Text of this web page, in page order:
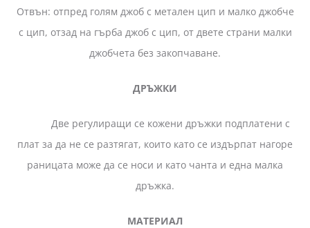
Отвън: отпред голям джоб с метален цип и малко джобче
с цип, отзад на гърба джоб с цип, от двете страни малки
джобчета без закопчаване.
ДРЪЖКИ
Две регулиращи се кожени дръжки подплатени с
плат за да не се разтягат, които като се издърпат нагоре
раницата може да се носи и като чанта и една малка
дръжка.
МАТЕРИАЛ